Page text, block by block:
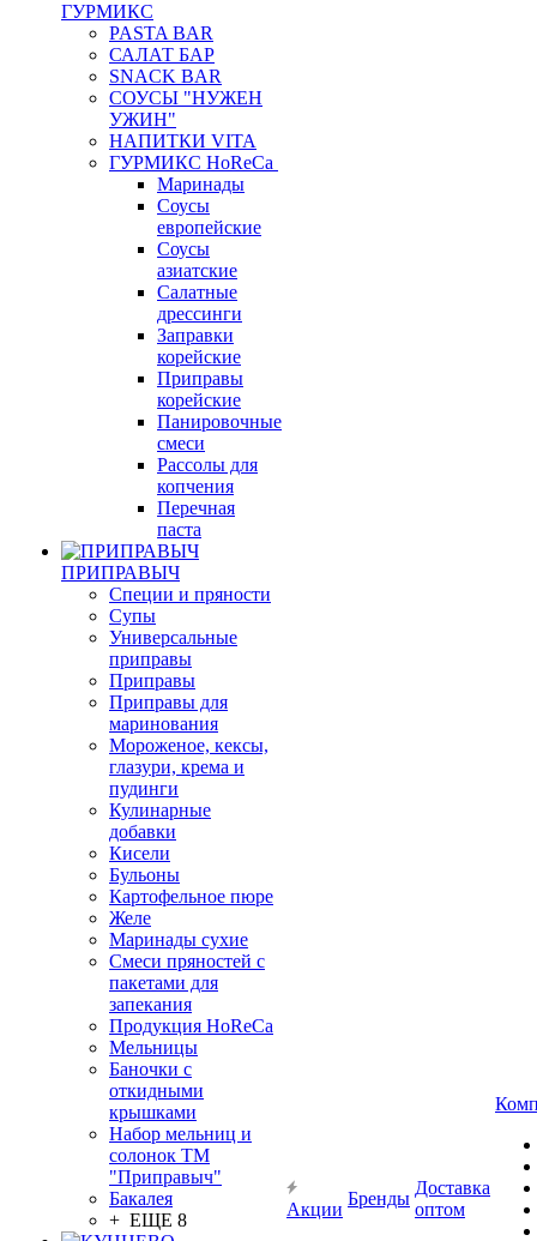
ГУРМИКС
PASTA BAR
САЛАТ БАР
SNACK BAR
СОУСЫ "НУЖЕН
УЖИН"
НАПИТКИ VITA
ГУРМИКС HoReCa
Маринады
Соусы
европейские
Соуcы
азиатские
Салатные
дрессинги
Заправки
корейские
Приправы
корейские
Панировочные
смеси
Рассолы для
копчения
Перечная
паста
ПРИПРАВЫЧ
Специи и пряности
Супы
Универсальные
приправы
Приправы
Приправы для
маринования
Мороженое, кексы,
глазури, крема и
пудинги
Кулинарные
добавки
Кисели
Бульоны
Картофельное пюре
Желе
Маринады сухие
Смеси пряностей с
пакетами для
запекания
Продукция HoReCa
Мельницы
Баночки с
откидными
крышками
Набор мельниц и
солонок ТМ
"Приправыч"
Бакалея
+ ЕЩЕ 8
Акции
Бренды
Доставка
оптом